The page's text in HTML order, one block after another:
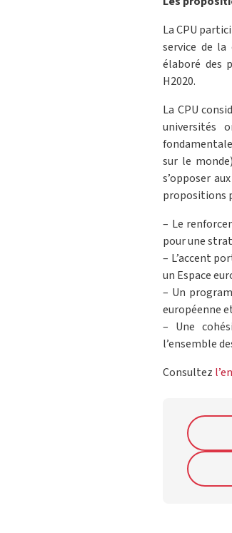
La CPU
service de la
élaboré des
H2020.
La CPU
universités
sur le
s’opposer
propositions
– Le
pour une
– L’accent
un Espace
– Un
européenne
– Une
l’ensemble
Consultez